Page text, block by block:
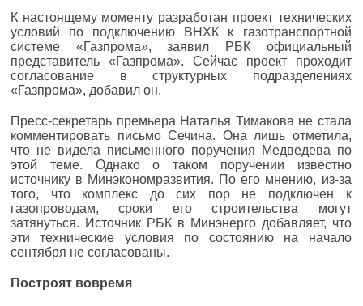
К настоящему моменту разработан проект технических
условий по подключению ВНХК к газотранспортной
системе «Газпрома», заявил РБК официальный
представитель «Газпрома». Сейчас проект проходит
согласование в структурных подразделениях
«Газпрома», добавил он.
Пресс-секретарь премьера Наталья Тимакова не стала
комментировать письмо Сечина. Она лишь отметила,
что не видела письменного поручения Медведева по
этой теме. Однако о таком поручении известно
источнику в Минэкономразвития. ​По его мнению, из-за
того, что комплекс до сих пор не подключен к
газопроводам, сроки его строительства могут
затянуться. Источник РБК в Минэнерго добавляет, что
эти технические условия по состоянию на начало
сентября не согласованы.
Построят вовремя